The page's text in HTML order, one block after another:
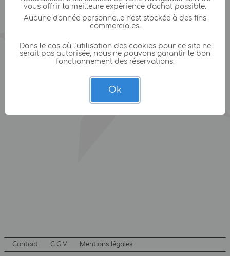
Contact C.G.V Mentions légales
vous offrir la meilleure expèrience d'achat possible.
Aucune donnée personnelle n'est stockée à des fins
commerciales.
Dans le cas où l'utilisation des cookies pour ce site ne
serait pas autorisée, nous ne pouvons garantir le bon
fonctionnement des réservations.
Ok